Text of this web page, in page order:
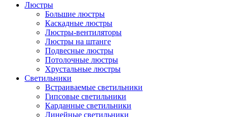
Люстры
Большие люстры
Каскадные люстры
Люстры-вентиляторы
Люстры на штанге
Подвесные люстры
Потолочные люстры
Хрустальные люстры
Светильники
Встраиваемые светильники
Гипсовые светильники
Карданные светильники
Линейные светильники